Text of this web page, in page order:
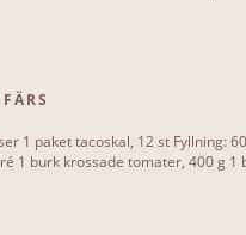
1 paket tacoskal, 12 st Fyllning:
1 burk krossade tomater, 400 g 1